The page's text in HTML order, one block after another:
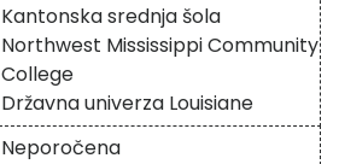
Kantonska srednja šola
Northwest Mississippi Community
College
Državna univerza Louisiane
Neporočena